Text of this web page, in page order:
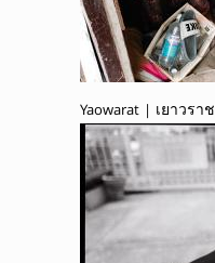
Yaowarat | เยาวราช